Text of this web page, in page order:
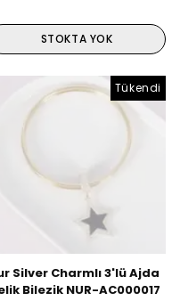
STOKTA YOK
Tükendi
Silver Charmlı 3'lü Ajda
Bilezik NUR-AC000017